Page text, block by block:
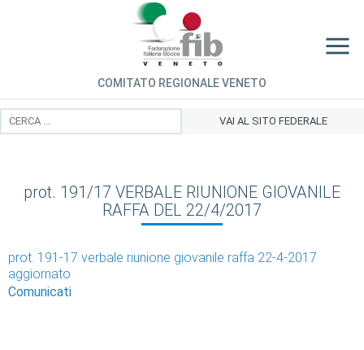
COMITATO REGIONALE VENETO
VAI AL SITO FEDERALE
prot. 191/17 VERBALE RIUNIONE GIOVANILE
RAFFA DEL 22/4/2017
prot. 191-17 verbale riunione giovanile raffa 22-4-2017
aggiornato
Comunicati